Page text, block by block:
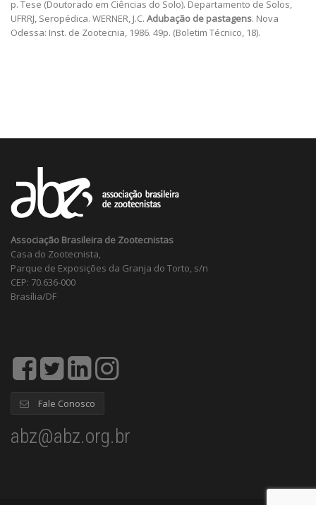
p. Tese (Doutorado em Ciências do Solo). Departamento de Solos,
UFRRJ, Seropédica. WERNER, J.C. Adubação de pastagens. Nova
Odessa: Inst. de Zootecnia, 1986. 49p. (Boletim Técnico, 18).
Associação Brasileira de Zootecnistas
Casa do Zootecnista,
Parque de Exposições da Granja do Torto, s/n
CEP: 70.636-000
Brasília/DF
Fale Conosco
abz@abz.org.br